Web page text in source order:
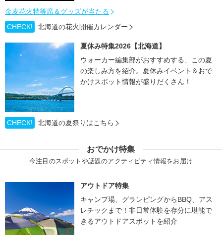
金麦花火特等席＆グッズが当たる
CHECK!
北海道の花火開催カレンダー
夏休み特集2026【北海道】
ウォーカー編集部がおすすめする、この夏
の楽しみ方を紹介。夏休みイベント＆おで
かけスポット情報が盛りだくさん！
CHECK! 北海道の夏祭りはこちら
おでかけ特集
今注目のスポットや話題のアクティビティ情報をお届け
アウトドア特集
キャンプ場、グランピングからBBQ、アス
レチックまで！非日常体験を存分に堪能で
きるアウトドアスポットを紹介